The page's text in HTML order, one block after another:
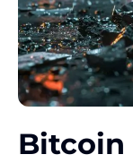
Bitcoin